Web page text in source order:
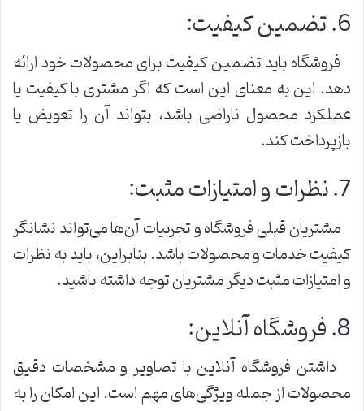
6. تضمین کیفیت:
فروشگاه باید تضمین کیفیت برای محصولات خود ارائه
دهد. این به معنای این است که اگر مشتری با کیفیت یا
عملکرد محصول ناراضی باشد، بتواند آن را تعویض یا
بازپرداخت کند.
7. نظرات و امتیازات مثبت:
مشتریان قبلی فروشگاه و تجربیات آن‌ها می‌تواند نشانگر
کیفیت خدمات و محصولات باشد. بنابراین، باید به نظرات
و امتیازات مثبت دیگر مشتریان توجه داشته باشید.
8. فروشگاه آنلاین:
داشتن فروشگاه آنلاین با تصاویر و مشخصات دقیق
محصولات از جمله ویژگی‌های مهم است. این امکان را به